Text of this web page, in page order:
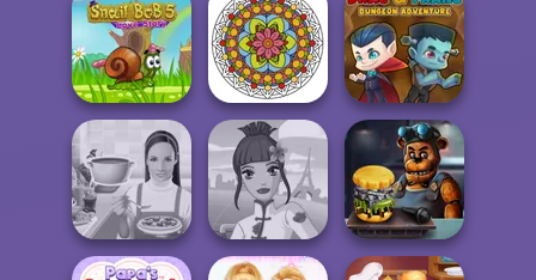
Sara's Cooking
Class - Garlic...
Sara's Cooking
Class:
Thanksgi...
Snail Bob 7
Snail Bob 5
Mandala
Coloring Book
Drac & Franc